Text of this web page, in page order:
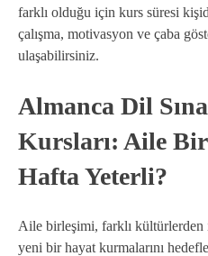
farklı olduğu için kurs süresi
çalışma, motivasyon ve çaba
ulaşabilirsiniz.
Almanca Dil
Kursları: Aile
Hafta Yeterli?
Aile birleşimi, farklı kültürlerden
yeni bir hayat kurmalarını